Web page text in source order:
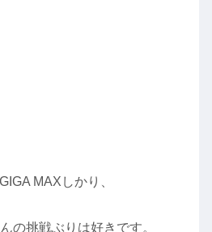
MAXしかり、
の挑戦ぶりは好きです。